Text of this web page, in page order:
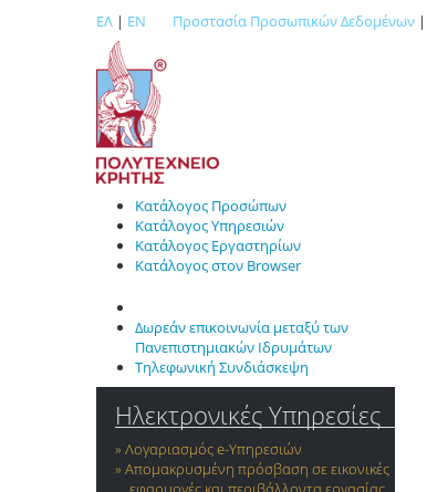
ΕΛ | EN Προστασία Προσωπικών Δεδομένων |
Κατάλογος Προσώπων
Κατάλογος Υπηρεσιών
Κατάλογος Εργαστηρίων
Κατάλογος στον Browser
Δωρεάν επικοινωνία μεταξύ των
Πανεπιστημιακών Ιδρυμάτων
Τηλεφωνική Συνδιάσκεψη
Ηλεκτρονικές Υπηρεσίες
Λογαριασμός e-Yπηρεσιών
Απομακρυσμένη πρόσβαση σε εικονικές